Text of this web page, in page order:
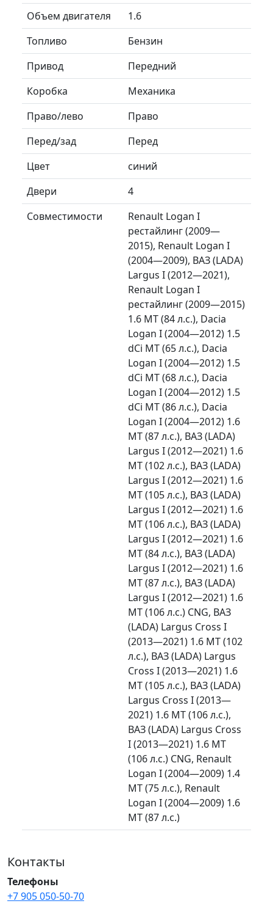
Объем двигателя
1.6
Топливо
Бензин
Привод
Передний
Коробка
Механика
Право/лево
Право
Перед/зад
Перед
Цвет
синий
Двери
4
Совместимости
Renault Logan I
рестайлинг (2009—
2015), Renault Logan I
(2004—2009), ВАЗ (LADA)
Largus I (2012—2021),
Renault Logan I
рестайлинг (2009—2015)
1.6 MT (84 л.с.), Dacia
Logan I (2004—2012) 1.5
dCi MT (65 л.с.), Dacia
Logan I (2004—2012) 1.5
dCi MT (68 л.с.), Dacia
Logan I (2004—2012) 1.5
dCi MT (86 л.с.), Dacia
Logan I (2004—2012) 1.6
MT (87 л.с.), ВАЗ (LADA)
Largus I (2012—2021) 1.6
MT (102 л.с.), ВАЗ (LADA)
Largus I (2012—2021) 1.6
MT (105 л.с.), ВАЗ (LADA)
Largus I (2012—2021) 1.6
MT (106 л.с.), ВАЗ (LADA)
Largus I (2012—2021) 1.6
MT (84 л.с.), ВАЗ (LADA)
Largus I (2012—2021) 1.6
MT (87 л.с.), ВАЗ (LADA)
Largus I (2012—2021) 1.6
MT (106 л.с.) CNG, ВАЗ
(LADA) Largus Cross I
(2013—2021) 1.6 MT (102
л.с.), ВАЗ (LADA) Largus
Cross I (2013—2021) 1.6
MT (105 л.с.), ВАЗ (LADA)
Largus Cross I (2013—
2021) 1.6 MT (106 л.с.),
ВАЗ (LADA) Largus Cross
I (2013—2021) 1.6 MT
(106 л.с.) CNG, Renault
Logan I (2004—2009) 1.4
MT (75 л.с.), Renault
Logan I (2004—2009) 1.6
MT (87 л.с.)
Контакты
Телефоны
+7 905 050-50-70